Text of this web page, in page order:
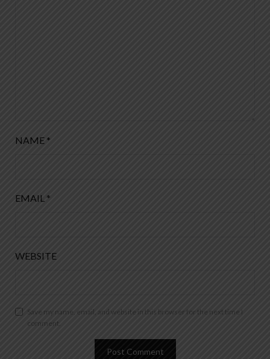
NAME *
EMAIL *
WEBSITE
Save my name, email, and website in this browser for the next time I
comment.